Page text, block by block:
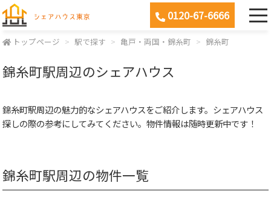
0120-67-6666
トップページ 駅で探す 亀戸・両国・錦糸町 錦糸町
錦糸町駅周辺のシェアハウス
錦糸町駅周辺の魅力的なシェアハウスをご紹介します。シェアハウス
探しの際の参考にしてみてください。物件情報は随時更新中です！
錦糸町駅周辺の物件一覧